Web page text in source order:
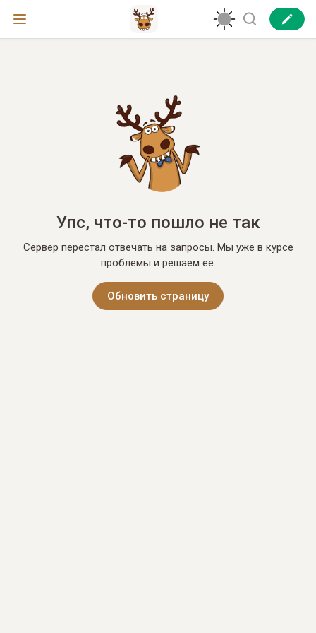
Упс, что-то пошло не так
Сервер перестал отвечать на запросы. Мы уже в курсе
проблемы и решаем её.
Обновить страницу